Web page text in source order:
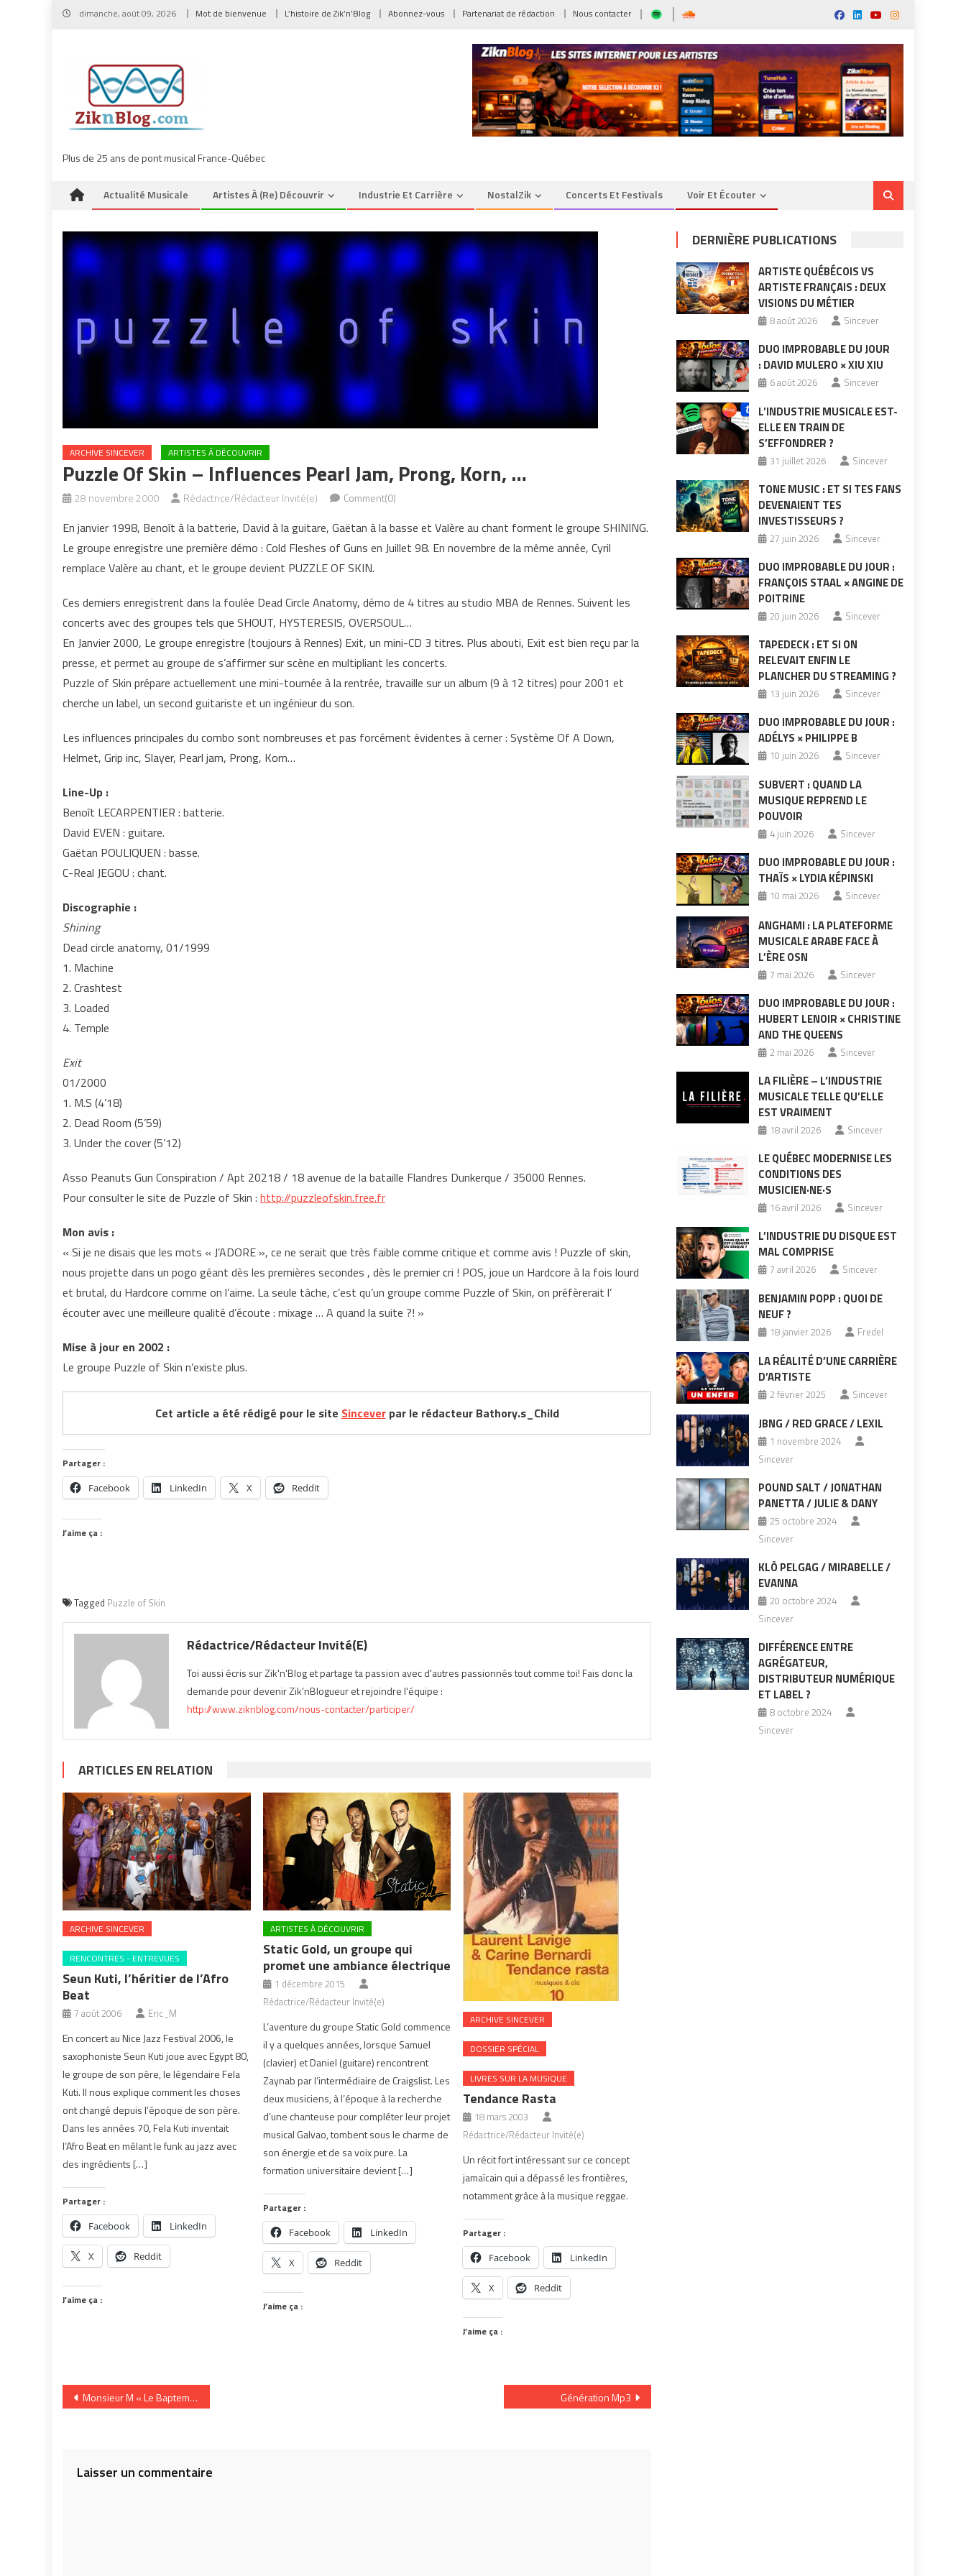
Skip
dimanche, août 09, 2026 Mot de bienvenue L’histoire de Zik’n’Blog Abonnez-vous Partenariat de rédaction Nous contacter
Plus de 25 ans de pont musical France-Québec
Actualité Musicale Artistes À (re) Découvrir Industrie Et Carrière NostalZik Concerts Et Festivals Voir Et Écouter
ARCHIVE SINCEVER ARTISTES À DÉCOUVRIR
Puzzle Of Skin – Influences Pearl Jam, Prong, Korn, …
28 novembre 2000 Rédactrice/Rédacteur Invité(e) Comment(0)
En janvier 1998, Benoît à la batterie, David à la guitare, Gaëtan à la basse et Valère au chant forment le groupe SHINING.
Le groupe enregistre une première démo : Cold Fleshes of Guns en Juillet 98. En novembre de la même année, Cyril
remplace Valère au chant, et le groupe devient PUZZLE OF SKIN.
Ces derniers enregistrent dans la foulée Dead Circle Anatomy, démo de 4 titres au studio MBA de Rennes. Suivent les
concerts avec des groupes tels que SHOUT, HYSTERESIS, OVERSOUL…
En Janvier 2000, Le groupe enregistre (toujours à Rennes) Exit, un mini-CD 3 titres. Plus abouti, Exit est bien reçu par la
presse, et permet au groupe de s’affirmer sur scène en multipliant les concerts.
Puzzle of Skin prépare actuellement une mini-tournée à la rentrée, travaille sur un album (9 à 12 titres) pour 2001 et
cherche un label, un second guitariste et un ingénieur du son.
Les influences principales du combo sont nombreuses et pas forcément évidentes à cerner : Système Of A Down,
Helmet, Grip inc, Slayer, Pearl jam, Prong, Korn…
Line-Up :
Benoît LECARPENTIER : batterie.
David EVEN : guitare.
Gaëtan POULIQUEN : basse.
C-Real JEGOU : chant.
Discographie :
Shining
Dead circle anatomy, 01/1999
1. Machine
2. Crashtest
3. Loaded
4. Temple
Exit
01/2000
1. M.S (4’18)
2. Dead Room (5’59)
3. Under the cover (5’12)
Asso Peanuts Gun Conspiration / Apt 20218 / 18 avenue de la bataille Flandres Dunkerque / 35000 Rennes.
Pour consulter le site de Puzzle of Skin : http://puzzleofskin.free.fr
Mon avis :
« Si je ne disais que les mots « J’ADORE », ce ne serait que très faible comme critique et comme avis ! Puzzle of skin,
nous projette dans un pogo géant dès les premières secondes , dès le premier cri ! POS, joue un Hardcore à la fois lourd
et brutal, du Hardcore comme on l’aime. La seule tâche, c’est qu’un groupe comme Puzzle of Skin, on préfèrerait l’
écouter avec une meilleure qualité d’écoute : mixage … A quand la suite ?! »
Mise à jour en 2002 :
Le groupe Puzzle of Skin n’existe plus.
Cet article a été rédigé pour le site Sinceverpar le rédacteur Bathory.s_Child
Partager :
Facebook LinkedIn X Reddit
J’aime ça :
Tagged Puzzle of Skin
Rédactrice/Rédacteur Invité(e)
Toi aussi écris sur Zik'n'Blog et partage ta passion avec d'autres passionnés tout comme toi! Fais donc la
demande pour devenir Zik’nBlogueur et rejoindre l'équipe :
http://www.ziknblog.com/nous-contacter/participer/
ARTICLES EN RELATION
ARCHIVE SINCEVER
RENCONTRES - ENTREVUES
Seun Kuti, l’héritier de l’Afro
Beat
7 août 2006 Eric_M
En concert au Nice Jazz Festival 2006, le
saxophoniste Seun Kuti joue avec Egypt 80,
le groupe de son père, le légendaire Fela
Kuti. Il nous explique comment les choses
ont changé depuis l’époque de son père.
Dans les années 70, Fela Kuti inventait
l’Afro Beat en mêlant le funk au jazz avec
des ingrédients […]
Partager :
Facebook LinkedIn
X Reddit
J’aime ça :
ARTISTES À DÉCOUVRIR
Static Gold, un groupe qui
promet une ambiance électrique
1 décembre 2015
Rédactrice/Rédacteur Invité(e)
L’aventure du groupe Static Gold commence
il y a quelques années, lorsque Samuel
(clavier) et Daniel (guitare) rencontrent
Zaynab par l’intermédiaire de Craigslist. Les
deux musiciens, à l’époque à la recherche
d’une chanteuse pour compléter leur projet
musical Galvao, tombent sous le charme de
son énergie et de sa voix pure. La
formation universitaire devient […]
Partager :
Facebook LinkedIn
X Reddit
J’aime ça :
ARCHIVE SINCEVER
DOSSIER SPÉCIAL
LIVRES SUR LA MUSIQUE
Tendance Rasta
18 mars 2003
Rédactrice/Rédacteur Invité(e)
Un récit fort intéressant sur ce concept
jamaïcain qui a dépassé les frontières,
notamment grâce à la musique reggae.
Partager :
Facebook LinkedIn
X Reddit
J’aime ça :
Navigation
Monsieur M « Le Bapteme » (CD) Génération Mp3
Laisser un commentaire
DERNIÈRE PUBLICATIONS
ARTISTE QUÉBÉCOIS VS
ARTISTE FRANÇAIS : DEUX
VISIONS DU MÉTIER
8 août 2026 Sincever
DUO IMPROBABLE DU JOUR
: DAVID MULERO × XIU XIU
6 août 2026 Sincever
L’INDUSTRIE MUSICALE EST-
ELLE EN TRAIN DE
S’EFFONDRER ?
31 juillet 2026 Sincever
TONE MUSIC : ET SI TES FANS
DEVENAIENT TES
INVESTISSEURS ?
27 juin 2026 Sincever
DUO IMPROBABLE DU JOUR :
FRANÇOIS STAAL × ANGINE DE
POITRINE
20 juin 2026 Sincever
TAPEDECK : ET SI ON
RELEVAIT ENFIN LE
PLANCHER DU STREAMING ?
13 juin 2026 Sincever
DUO IMPROBABLE DU JOUR :
ADÉLYS × PHILIPPE B
10 juin 2026 Sincever
SUBVERT : QUAND LA
MUSIQUE REPREND LE
POUVOIR
4 juin 2026 Sincever
DUO IMPROBABLE DU JOUR :
THAÏS × LYDIA KÉPINSKI
10 mai 2026 Sincever
ANGHAMI : LA PLATEFORME
MUSICALE ARABE FACE À
L’ÈRE OSN
7 mai 2026 Sincever
DUO IMPROBABLE DU JOUR :
HUBERT LENOIR × CHRISTINE
AND THE QUEENS
2 mai 2026 Sincever
LA FILIÈRE – L’INDUSTRIE
MUSICALE TELLE QU’ELLE
EST VRAIMENT
18 avril 2026 Sincever
LE QUÉBEC MODERNISE LES
CONDITIONS DES
MUSICIEN·NE·S
16 avril 2026 Sincever
L’INDUSTRIE DU DISQUE EST
MAL COMPRISE
7 avril 2026 Sincever
BENJAMIN POPP : QUOI DE
NEUF ?
18 janvier 2026 Fredel
LA RÉALITÉ D’UNE CARRIÈRE
D’ARTISTE
2 février 2025 Sincever
JBNG / RED GRACE / LEXIL
1 novembre 2024
Sincever
POUND SALT / JONATHAN
PANETTA / JULIE & DANY
25 octobre 2024
Sincever
KLÔ PELGAG / MIRABELLE /
EVANNA
20 octobre 2024
Sincever
DIFFÉRENCE ENTRE
AGRÉGATEUR,
DISTRIBUTEUR NUMÉRIQUE
ET LABEL ?
8 octobre 2024
Sincever